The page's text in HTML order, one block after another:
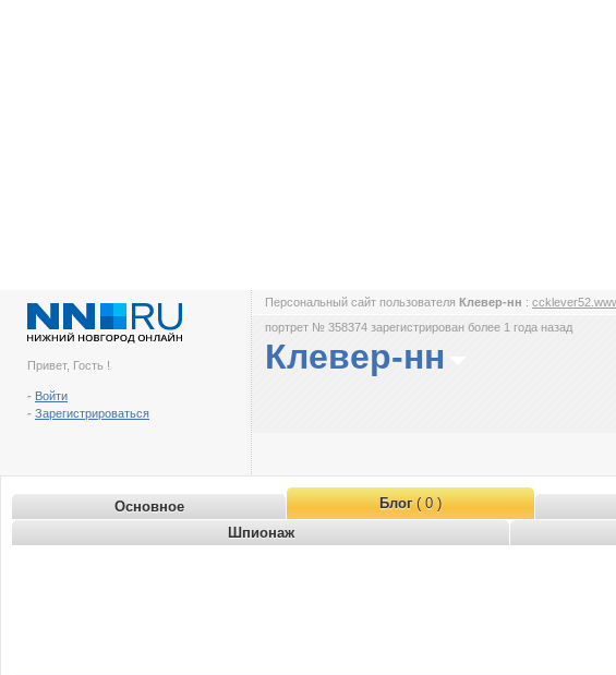
Привет, Гость !
- Войти
- Зарегистрироваться
Персональный сайт пользователя Клевер-нн :
портрет № 358374 зарегистрирован более 1 года назад
Клевер-нн
Основное Блог( 0 )
Шпионаж